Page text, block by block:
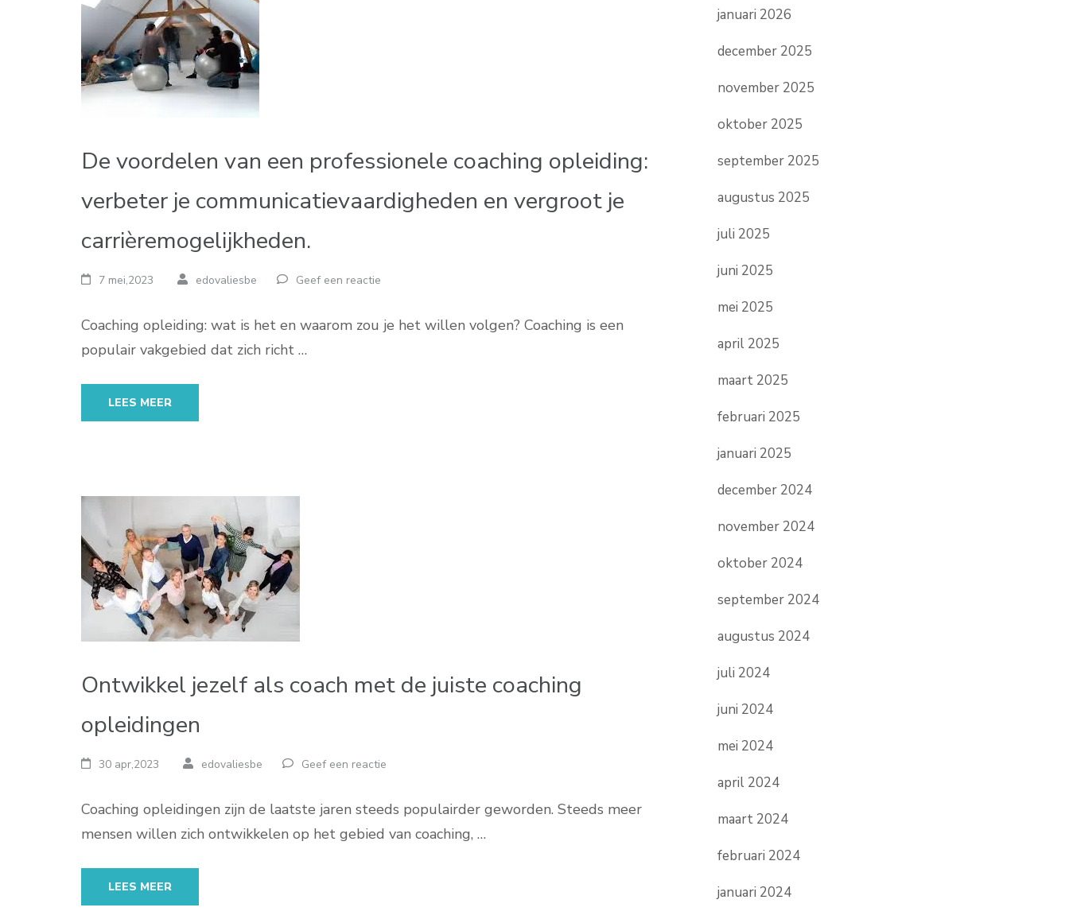
De voordelen van een professionele coaching opleiding:
verbeter je communicatievaardigheden en vergroot je
carrièremogelijkheden.
7 mei,2023 edovaliesbe Geef een reactie
Coaching opleiding: wat is het en waarom zou je het willen volgen? Coaching is een
populair vakgebied dat zich richt …
LEES MEER
Ontwikkel jezelf als coach met de juiste coaching
opleidingen
30 apr,2023 edovaliesbe Geef een reactie
Coaching opleidingen zijn de laatste jaren steeds populairder geworden. Steeds meer
mensen willen zich ontwikkelen op het gebied van coaching, …
LEES MEER
januari 2026
december 2025
november 2025
oktober 2025
september 2025
augustus 2025
juli 2025
juni 2025
mei 2025
april 2025
maart 2025
februari 2025
januari 2025
december 2024
november 2024
oktober 2024
september 2024
augustus 2024
juli 2024
juni 2024
mei 2024
april 2024
maart 2024
februari 2024
januari 2024